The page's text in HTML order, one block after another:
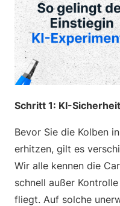
Schritt 1: KI-
Bevor Sie die Kolben
erhitzen, gilt es
Wir alle kennen die
schnell außer
fliegt. Auf solche